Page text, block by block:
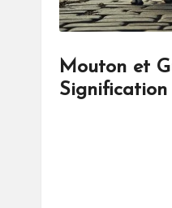
Mouton et
Signification